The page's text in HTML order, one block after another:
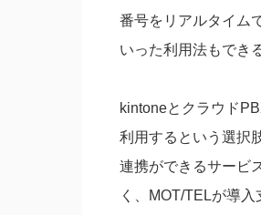
番号をリアルタイム
いった利用法もでき
kintoneとクラウド
利用するという選択
連携ができるサービ
く、MOT/TELが導